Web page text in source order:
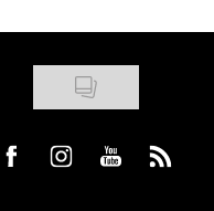
Visit us on Facebook
Visit us on Instagram
Visit us onVisit us